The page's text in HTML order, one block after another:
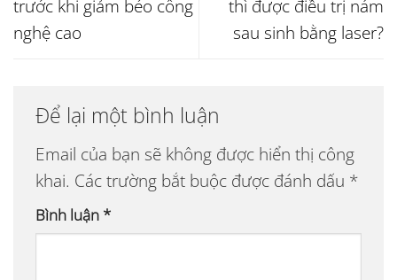
trước khi giảm béo công
nghệ cao
thì được điều trị nám
sau sinh bằng laser?
Để lại một bình luận
Email của bạn sẽ không được hiển thị công
khai. Các trường bắt buộc được đánh dấu *
Bình luận *